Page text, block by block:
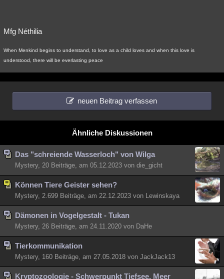
Mfg Néthilia
When Menkind begins to understand, to love as a child loves and when this love is
understood, there will be everlasting peace
neuen Beitrag verfassen
Ähnliche Diskussionen
Das "schreiende Wasserloch" von Wilga
Mystery, 20 Beiträge, am 05.12.2023 von die_gicht
Können Tiere Geister sehen?
Mystery, 2.699 Beiträge, am 22.12.2023 von Lewinskaya
Dämonen in Vogelgestalt - Tukan
Mystery, 26 Beiträge, am 24.11.2020 von DaHe
Tierkommunikation
Mystery, 160 Beiträge, am 27.05.2018 von JackJack13
Kryptozoologie - Schwerpunkt Tiefsee, Meer